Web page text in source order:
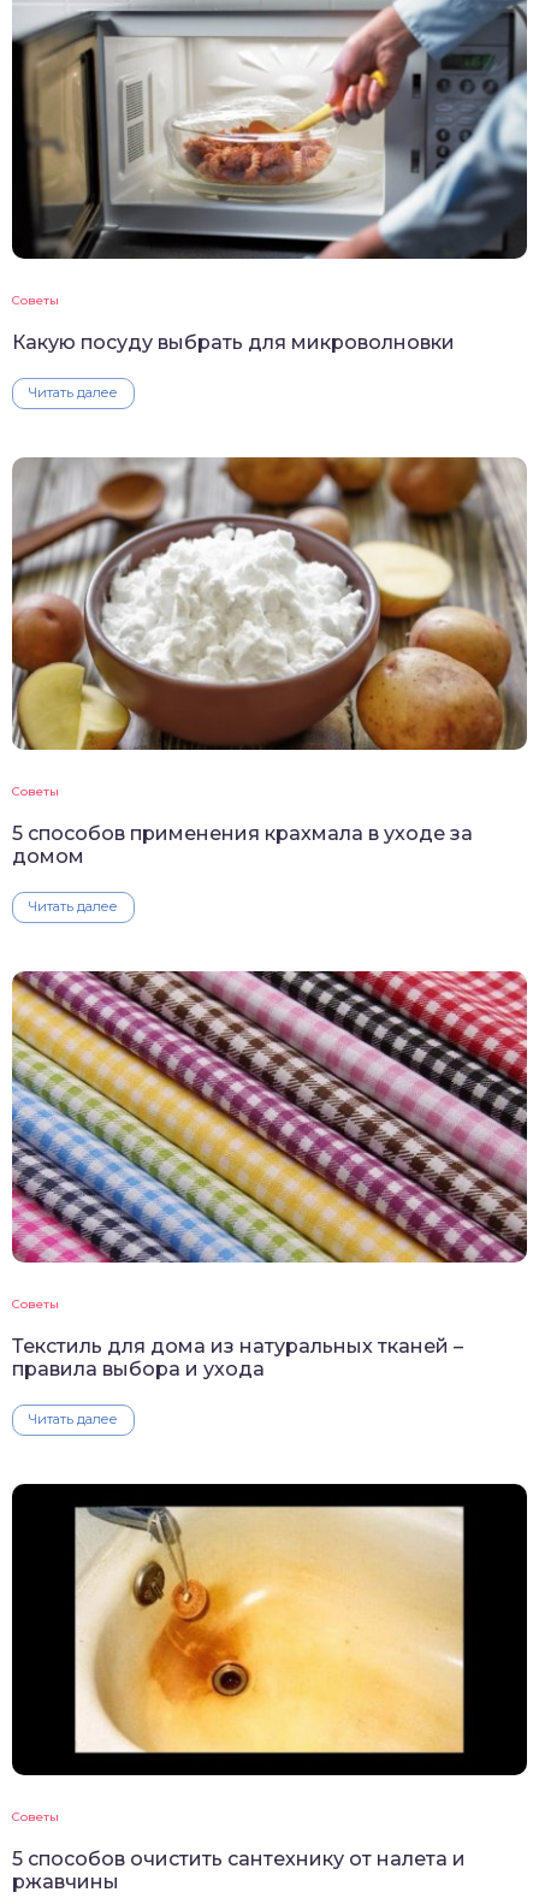
Советы
Какую посуду выбрать для микроволновки
Читать далее
Советы
5 способов применения крахмала в уходе за
домом
Читать далее
Советы
Текстиль для дома из натуральных тканей –
правила выбора и ухода
Читать далее
Советы
5 способов очистить сантехнику от налета и
ржавчины